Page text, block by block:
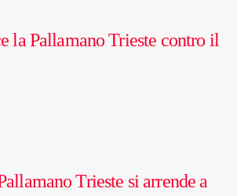
la Pallamano Trieste contro il
Trieste si arrende a